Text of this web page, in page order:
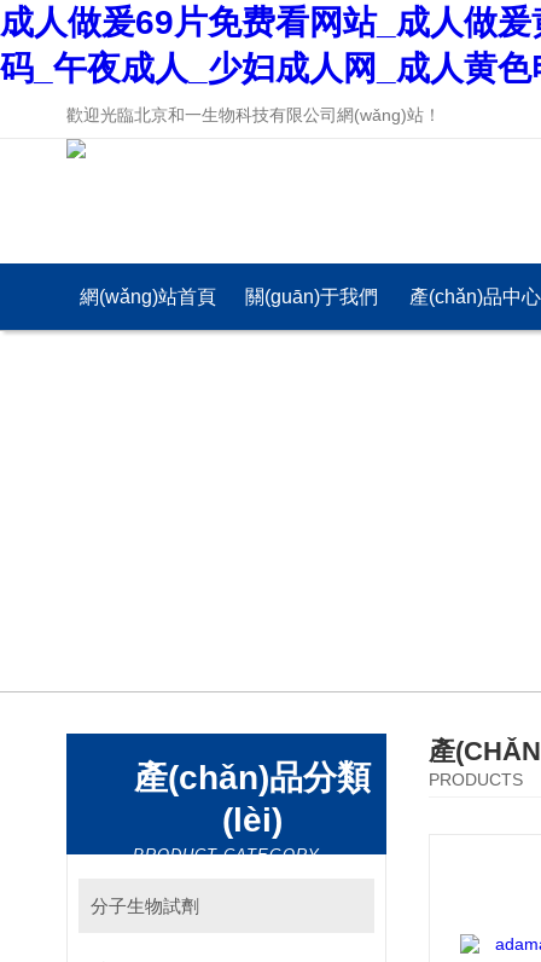
成人做爰69片免费看网站_成人做
码_午夜成人_少妇成人网_成人黄
歡迎光臨北京和一生物科技有限公司網(wǎng)站！
網(wǎng)站首頁 關(guān)于我們 產(chǎn)品中心
產(chǎn)品分類
(lèi)
PRODUCT CATEGORY
分子生物試劑
產
PRODUCTS